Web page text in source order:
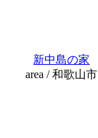
新中島の家
area / 和歌山市